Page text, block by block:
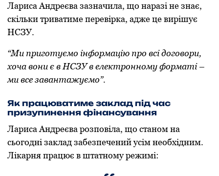
Лариса Андреєва зазначила, що наразі не знає,
скільки триватиме перевірка, адже це вирішує
НСЗУ.
“Ми приготуємо інформацію про всі договори,
хоча вони є в НСЗУ в електронному форматі –
ми все завантажуємо”.
Як працюватиме заклад під час
призупинення фінансування
Лариса Андреєва розповіла, що станом на
сьогодні заклад забезпечений усім необхідним.
Лікарня працює в штатному режимі: